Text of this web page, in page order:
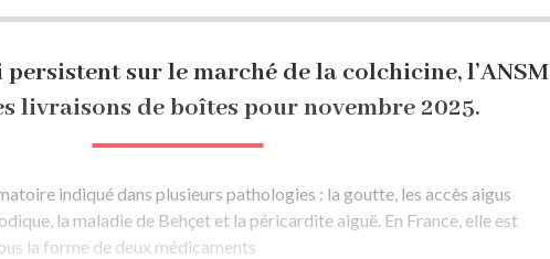
sur le marché de la colchicine, l’ANSM
livraisons de boîtes pour novembre 2025.
indiqué dans plusieurs pathologies : la goutte, les accès aigus
la maladie de Behçet et la péricardite aiguë. En France, elle est
la forme de deux médicaments